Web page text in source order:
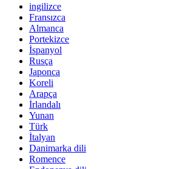
ingilizce
Fransızca
Almanca
Portekizce
İspanyol
Rusça
Japonca
Koreli
Arapça
İrlandalı
Yunan
Türk
İtalyan
Danimarka dili
Romence